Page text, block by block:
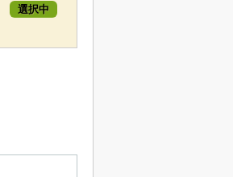
選択中